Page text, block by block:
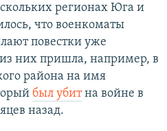
регионах Юга и
что военкоматы
повестки уже
них пришла, например, в
района на имя
был убитна войне в
назад.